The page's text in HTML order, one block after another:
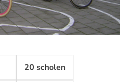
20 scholen